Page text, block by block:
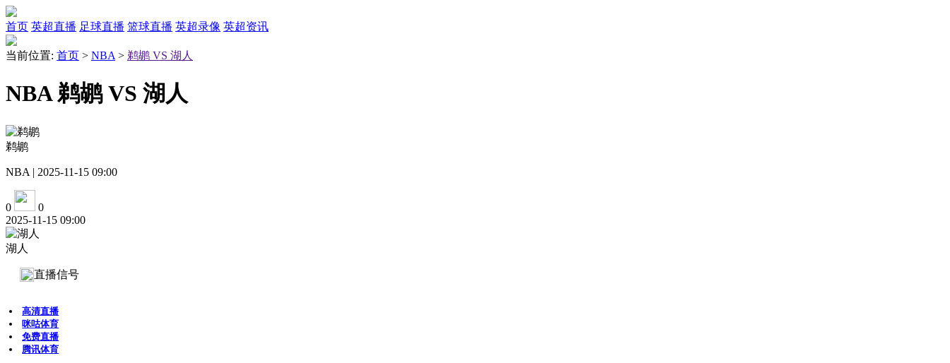
首页 英超直播 足球直播 篮球直播 英超录像 英超资讯
当前位置: 首页 > NBA > 鹈鹕 VS 湖人
NBA 鹈鹕 VS 湖人
鹈鹕
NBA | 2025-11-15 09:00
0
0
2025-11-15 09:00
湖人
直播信号
高清直播
咪咕体育
免费直播
腾讯体育